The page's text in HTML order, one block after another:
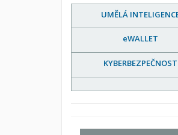
UMĚLÁ
eWALLET
KYBERBEZPEČNOST